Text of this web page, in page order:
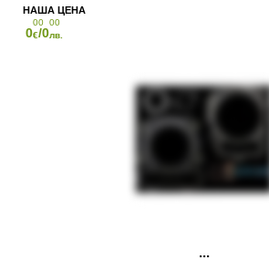
0
00
€/0
00
лв.